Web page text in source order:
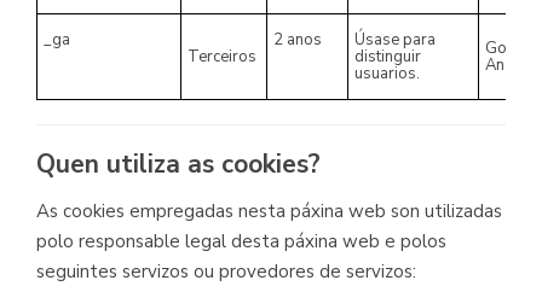
_ga
Terceiros
2 anos Úsasepara
distinguir
usuarios.
Google
Quen utiliza as cookies?
As cookies empregadas nesta páxina web son utilizadas
polo responsable legal desta páxina web e polos
seguintes servizos ou provedores de servizos: